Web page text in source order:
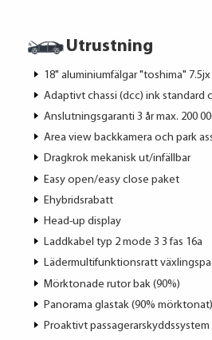
Utrustning
18" aluminiumfälgar "toshima"
Adaptivt chassi (dcc) ink standard
Anslutningsgaranti 3 år max. 200
Area view backkamera och park
Dragkrok mekanisk ut/infällbar
Easy open/easy close paket
Ehybridsrabatt
Head-up display
Laddkabel typ 2 mode 3 3 fas 16a
Lädermultifunktionsratt
Mörktonade rutor bak (90%)
Panorama glastak (90% mörktonat)
Proaktivt passagerarskyddssystem